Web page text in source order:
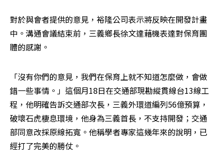
對於與會者提供的意見，裕隆公司表示將反映在開發計畫
中。溝通會議結束前，三義鄉長徐文達藉機表達對保育團
體的感謝。
「沒有你們的意見，我們在保育上就不知道怎麼做，會做
錯一些事情。」這個月18日在交通部現勘縱貫線台13線工
程，他明確告訴交通部次長，三義外環道編列56億預算，
破壞石虎棲息環境，他身為三義首長，不支持開發；交通
部同意改採原線拓寬。他稱學者專家這幾年來的說明，已
經打了完美的勝仗。